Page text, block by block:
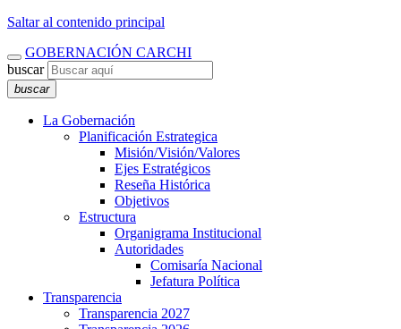
Saltar al contenido principal
GOBERNACIÓN CARCHI
buscar
buscar
La Gobernación
Planificación Estrategica
Misión/Visión/Valores
Ejes Estratégicos
Reseña Histórica
Objetivos
Estructura
Organigrama Institucional
Autoridades
Comisaría Nacional
Jefatura Política
Transparencia
Transparencia 2027